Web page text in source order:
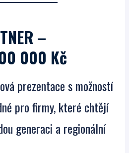
–
000 Kč
prezentace s možností
pro firmy, které chtějí
generaci a regionální